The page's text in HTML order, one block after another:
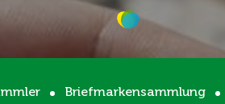
Briefmarkensammlung